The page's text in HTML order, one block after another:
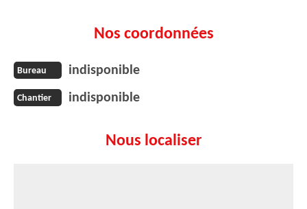
Nos coordonnées
Bureau indisponible
Chantier indisponible
Nous localiser